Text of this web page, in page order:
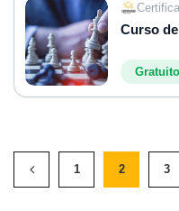
Curso
Gratuito
1 2 3